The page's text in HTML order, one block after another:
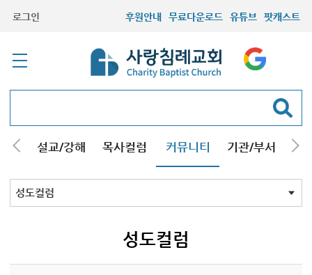
로그인 후원안내 무료다운로드 유튜브 팟캐스트
내 설교/강해 목사컬럼 커뮤니티 기관/부서 선
최근등록자료
자유게시판
교회소식
성도컬럼
성도컬럼